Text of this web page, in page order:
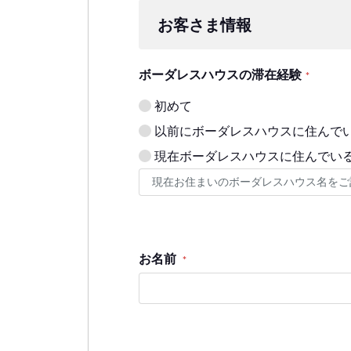
お客さま情報
ボーダレスハウスの滞在経験 *
初めて
以前にボーダレスハウスに住んで
現在ボーダレスハウスに住んでい
お名前 *